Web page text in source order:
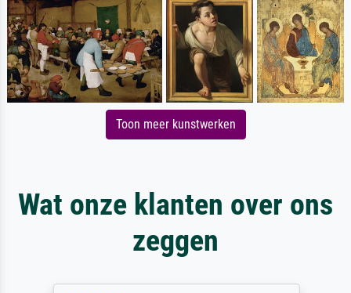
Toon meer kunstwerken
Wat onze klanten over ons
zeggen